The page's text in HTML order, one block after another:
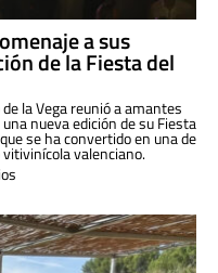
a sus
de la Fiesta del
la Vega reunió a amantes
nueva edición de su Fiesta
se ha convertido en una de
valenciano.